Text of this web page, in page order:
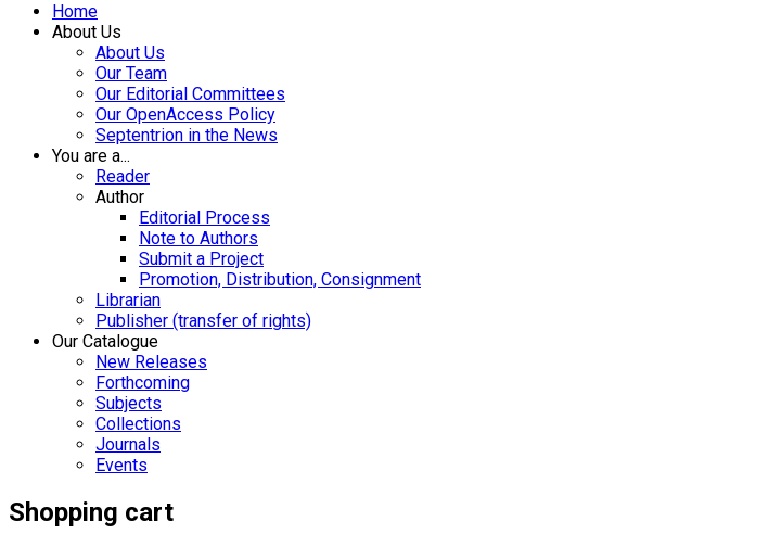
Home
About Us
About Us
Our Team
Our Editorial Committees
Our OpenAccess Policy
Septentrion in the News
You are a...
Reader
Author
Editorial Process
Note to Authors
Submit a Project
Promotion, Distribution, Consignment
Librarian
Publisher (transfer of rights)
Our Catalogue
New Releases
Forthcoming
Subjects
Collections
Journals
Events
Shopping cart